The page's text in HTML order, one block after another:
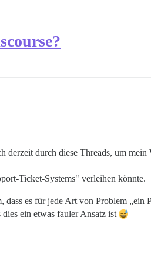
durch diese Threads, um mein
Ticket-Systems" verleihen könnte.
dass es für jede Art von Problem „ein
dies ein etwas fauler Ansatz ist